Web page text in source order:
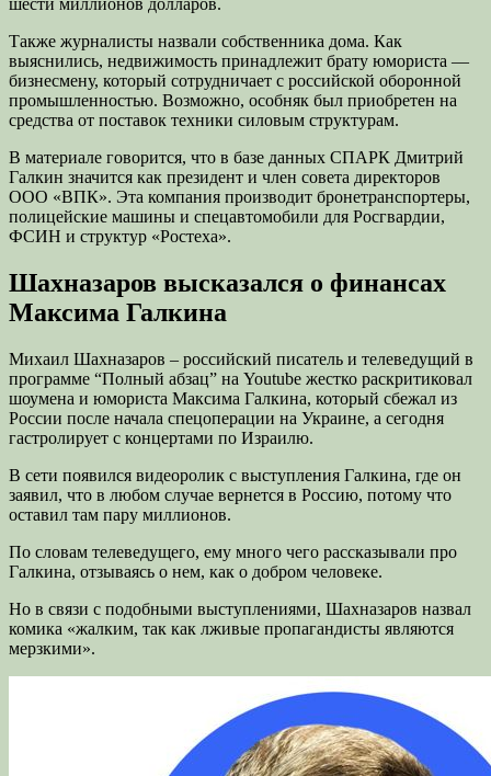
Также журналисты назвали собственника дома. Как
выяснились, недвижимость принадлежит брату юмориста —
бизнесмену, который сотрудничает с российской оборонной
промышленностью. Возможно, особняк был приобретен на
средства от поставок техники силовым структурам.
В материале говорится, что в базе данных СПАРК Дмитрий
Галкин значится как президент и член совета директоров
ООО «ВПК». Эта компания производит бронетранспортеры,
полицейские машины и спецавтомобили для Росгвардии,
ФСИН и структур «Ростеха».
Шахназаров высказался о финансах
Максима Галкина
Михаил Шахназаров – российский писатель и телеведущий в
программе “Полный абзац” на Youtube жестко раскритиковал
шоумена и юмориста Максима Галкина, который сбежал из
России после начала спецоперации на Украине, а сегодня
гастролирует с концертами по Израилю.
В сети появился видеоролик с выступления Галкина, где он
заявил, что в любом случае вернется в Россию, потому что
оставил там пару миллионов.
По словам телеведущего, ему много чего рассказывали про
Галкина, отзываясь о нем, как о добром человеке.
Но в связи с подобными выступлениями, Шахназаров назвал
комика «жалким, так как лживые пропагандисты являются
мерзкими».